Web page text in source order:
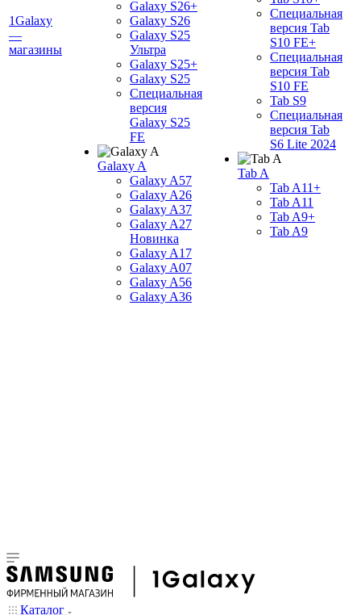
1Galaxy
—
магазины
Galaxy S26+
Galaxy S26
Galaxy S25
Ультра
Galaxy S25+
Galaxy S25
Специальная
версия
Galaxy S25
FE
Galaxy A
Galaxy A57
Galaxy A26
Galaxy A37
Galaxy A27
Новинка
Galaxy A17
Galaxy A07
Galaxy A56
Galaxy A36
Специальная
версия Tab
S10 FE+
Специальная
версия Tab
S10 FE
Tab S9
Специальная
версия Tab
S6 Lite 2024
Tab A
Tab A11+
Tab A11
Tab A9+
Tab A9
Каталог